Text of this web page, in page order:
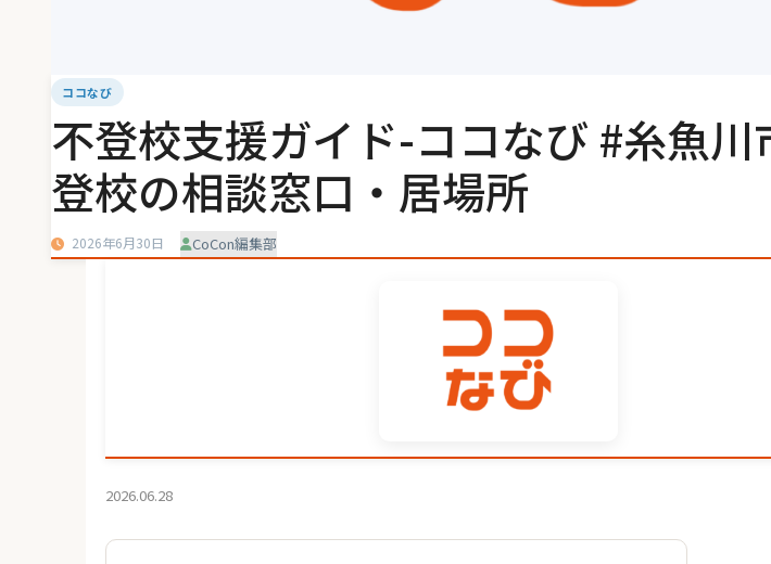
ココなび
不登校支援ガイド-ココなび #糸魚川
登校の相談窓口・居場所
2026年6月30日 CoCon編集部
2026.06.28